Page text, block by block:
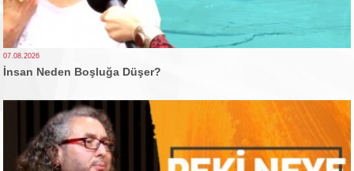
07.08.2026
İnsan Neden Boşluğa Düşer?